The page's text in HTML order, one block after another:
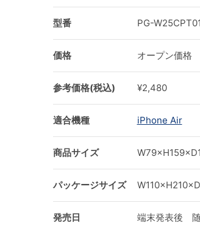
型番 PG-
価格 オープン価格
参考価格(税込) ¥2,480
適合機種 iPhone Air
商品サイズ
パッケージサイズ
発売日 端末発表後